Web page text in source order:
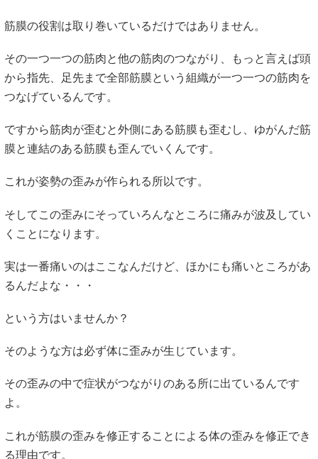
筋膜の役割は取り巻いているだけではありません。
その一つ一つの筋肉と他の筋肉のつながり、もっと言えば頭
から指先、足先まで全部筋膜という組織が一つ一つの筋肉を
つなげているんです。
ですから筋肉が歪むと外側にある筋膜も歪むし、ゆがんだ筋
膜と連結のある筋膜も歪んでいくんです。
これが姿勢の歪みが作られる所以です。
そしてこの歪みにそっていろんなところに痛みが波及してい
くことになります。
実は一番痛いのはここなんだけど、ほかにも痛いところがあ
るんだよな・・・
という方はいませんか？
そのような方は必ず体に歪みが生じています。
その歪みの中で症状がつながりのある所に出ているんです
よ。
これが筋膜の歪みを修正することによる体の歪みを修正でき
る理由です。